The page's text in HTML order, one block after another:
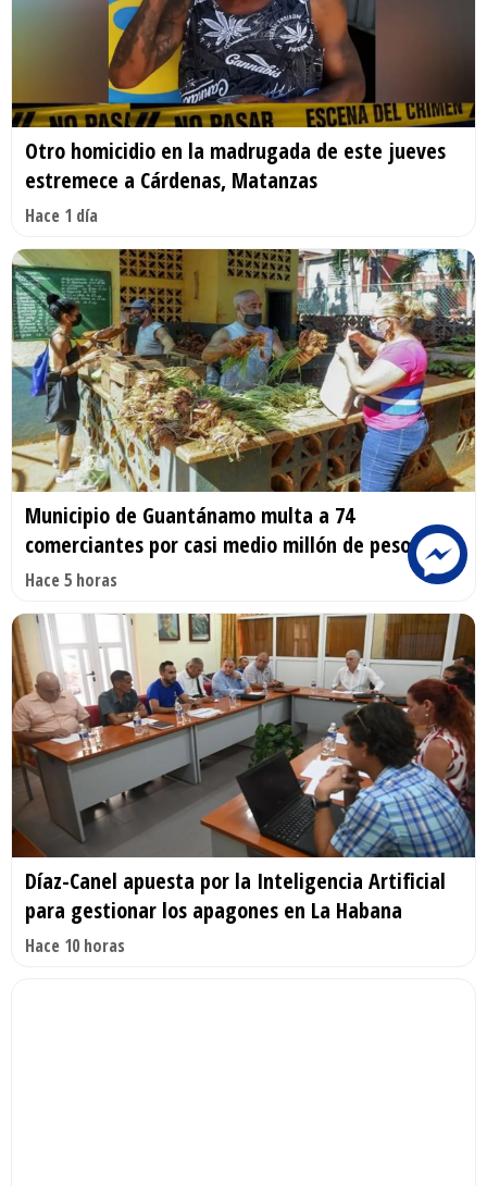
Otro homicidio en la madrugada de este jueves
estremece a Cárdenas, Matanzas
Hace 1 día
Municipio de Guantánamo multa a 74
comerciantes por casi medio millón de pesos
Hace 5 horas
Díaz-Canel apuesta por la Inteligencia Artificial
para gestionar los apagones en La Habana
Hace 10 horas